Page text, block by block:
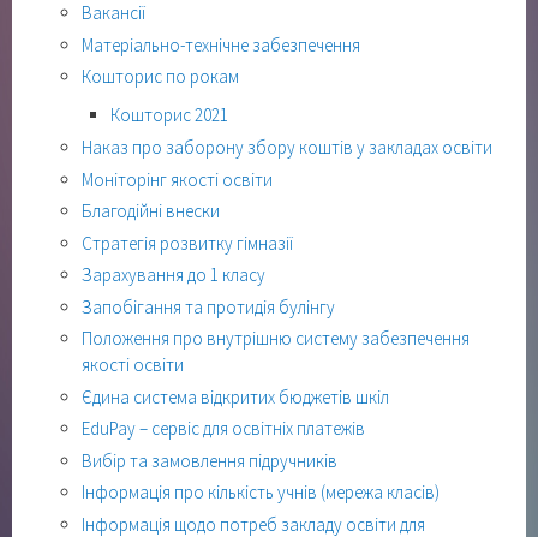
Вакансії
Матеріально-технічне забезпечення
Кошторис по рокам
Кошторис 2021
Наказ про заборону збору коштів у закладах освіти
Моніторінг якості освіти
Благодійні внески
Стратегія розвитку гімназії
Зарахування до 1 класу
Запобігання та протидія булінгу
Положення про внутрішню систему забезпечення
якості освіти
Єдина система відкритих бюджетів шкіл
EduPay – сервіс для освітніх платежів
Вибір та замовлення підручників
Інформація про кількість учнів (мережа класів)
Інформація щодо потреб закладу освіти для